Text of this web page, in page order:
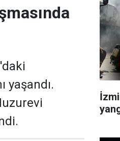
yaşandı.